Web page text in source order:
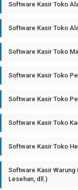
Software Kasir Toko
Software Kasir Toko
Software Kasir Toko
Software Kasir Toko
Software Kasir Toko
Software Kasir Toko
Software Kasir Toko
Software Kasir Warung
Lesehan, dll.)